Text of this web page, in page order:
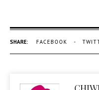
SHARE: FACEBOOK